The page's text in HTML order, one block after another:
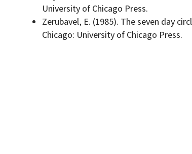
University of Chicago Press.
Zerubavel, E. (1985). The seven day
Chicago: University of Chicago Press.